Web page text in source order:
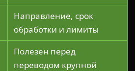
Направление, срок
обработки и лимиты
Полезен перед
переводом крупной